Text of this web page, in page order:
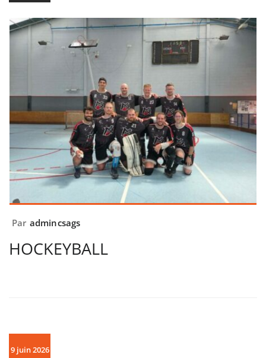
Par admincsags
HOCKEYBALL
9 juin 2026